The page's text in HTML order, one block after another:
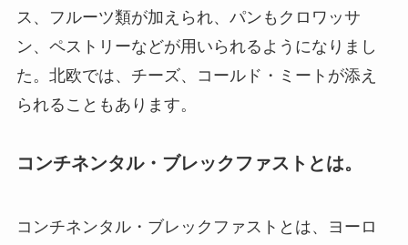
ス、フルーツ類が加えられ、パンもクロワッサ
ン、ペストリーなどが用いられるようになりまし
た。北欧では、チーズ、コールド・ミートが添え
られることもあります。
コンチネンタル・ブレックファストとは。
コンチネンタル・ブレックファストとは、ヨーロ